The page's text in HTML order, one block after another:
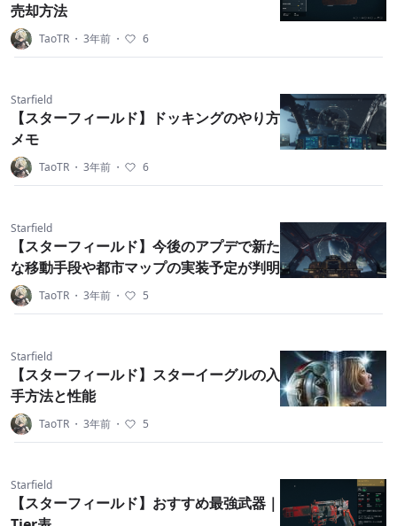
売却方法
TaoTR ・ 3年前 ・ 6
Starfield
【スターフィールド】ドッキングのやり方
メモ
TaoTR ・ 3年前 ・ 6
Starfield
【スターフィールド】今後のアプデで新た
な移動手段や都市マップの実装予定が判明
TaoTR ・ 3年前 ・ 5
Starfield
【スターフィールド】スターイーグルの入
手方法と性能
TaoTR ・ 3年前 ・ 5
Starfield
【スターフィールド】おすすめ最強武器｜